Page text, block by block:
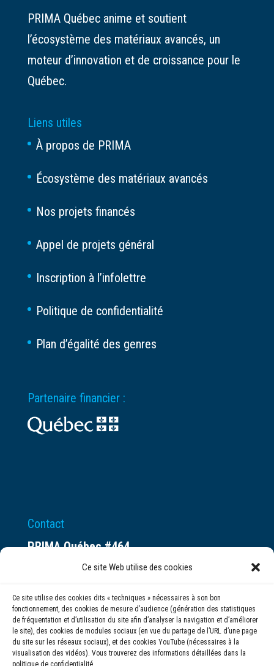
Ce site Web utilise des cookies
Ce site utilise des cookies dits « techniques » nécessaires à son bon
fonctionnement, des cookies de mesure d’audience (génération des statistiques
de fréquentation et d’utilisation du site afin d’analyser la navigation et d’améliorer
le site), des cookies de modules sociaux (en vue du partage de l’URL d’une page
du site sur les réseaux sociaux), et des cookies YouTube (nécessaires à la
visualisation des vidéos). Vous trouverez des informations détaillées dans la
politique de confidentialité.
PRIMA Québec anime et soutient
l’écosystème des matériaux avancés, un
moteur d’innovation et de croissance pour le
Québec.
Liens utiles
À propos de PRIMA
Écosystème des matériaux avancés
Nos projets financés
Appel de projets général
Inscription à l’infolettre
Politique de confidentialité
Plan d’égalité des genres
Partenaire financier :
Contact
PRIMA Québec #464
Espace ax.c
Montréal (QC) H3C 0B4
(514) 284-0211